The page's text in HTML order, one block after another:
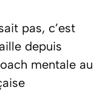
pas, c’est
depuis
mentale au